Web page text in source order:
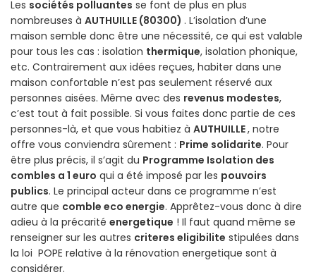
Les sociétés polluantes se font de plus en plus
nombreuses à AUTHUILLE (80300) . L’isolation d’une
maison semble donc être une nécessité, ce qui est valable
pour tous les cas : isolation thermique, isolation phonique,
etc. Contrairement aux idées reçues, habiter dans une
maison confortable n’est pas seulement réservé aux
personnes aisées. Même avec des revenus modestes,
c’est tout à fait possible. Si vous faites donc partie de ces
personnes-là, et que vous habitiez à AUTHUILLE, notre
offre vous conviendra sûrement : Prime solidarite. Pour
être plus précis, il s’agit du Programme Isolation des
combles a 1 euro qui a été imposé par les pouvoirs
publics. Le principal acteur dans ce programme n’est
autre que comble eco energie. Apprêtez-vous donc à dire
adieu à la précarité energetique ! Il faut quand même se
renseigner sur les autres criteres eligibilite stipulées dans
la loi POPE relative à la rénovation energetique sont à
considérer.